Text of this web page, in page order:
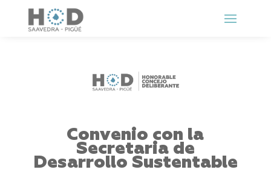
Convenio con la
Secretaria de
Desarrollo Sustentable